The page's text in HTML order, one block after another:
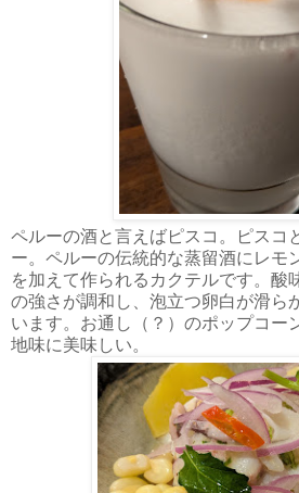
ペルーの酒と言えばピスコ。ピスコ
ー。ペルーの伝統的な蒸留酒にレモ
を加えて作られるカクテルです。酸
の強さが調和し、泡立つ卵白が滑ら
います。お通し（？）のポップコー
地味に美味しい。